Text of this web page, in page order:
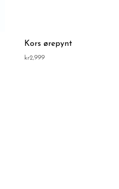
Kors ørepynt
kr2,999